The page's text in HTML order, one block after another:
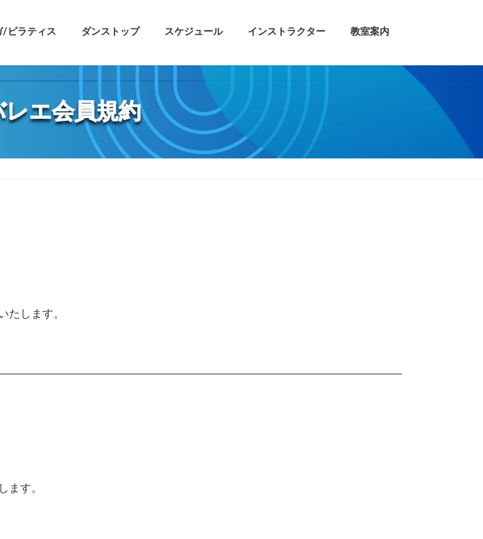
/ピラティス ダンストップ スケジュール インストラクター 教室案内
エ会員規約
たします。
ます。